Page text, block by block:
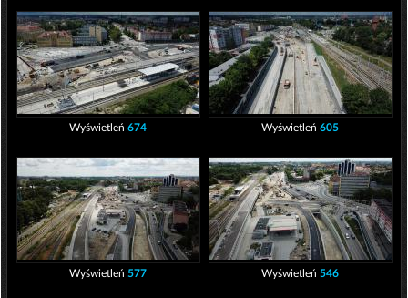
Wyświetleń 674 Wyświetleń 605
Wyświetleń 577 Wyświetleń 546